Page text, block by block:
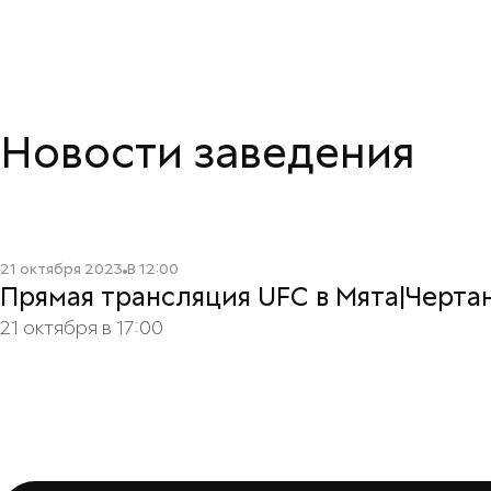
Новости заведения
21 октября 2023 В 12:00
Прямая трансляция UFC в
21 октября в 17:00